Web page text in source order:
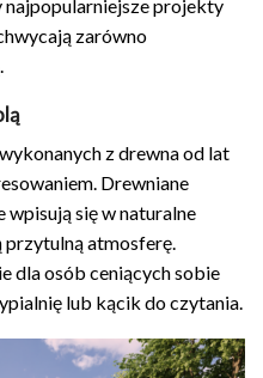
projekty
zarówno
z drewna od lat
Drewniane
się w naturalne
atmosferę.
dla osób ceniących sobie
lub kącik do czytania.